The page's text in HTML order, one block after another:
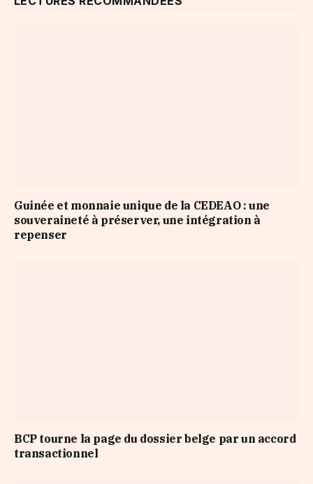
Guinée et monnaie unique de la CEDEAO : une
souveraineté à préserver, une intégration à
repenser
BCP tourne la page du dossier belge par un accord
transactionnel